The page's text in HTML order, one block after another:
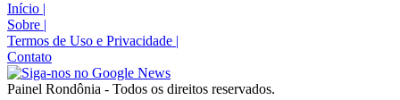
Início |
Sobre |
Termos de Uso e Privacidade |
Contato
Painel Rondônia - Todos os direitos reservados.